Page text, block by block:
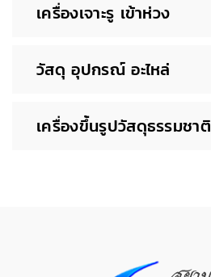
เครื่องเจาะรู เข้าห่วง
วัสดุ อุปกรณ์ อะไหล่
เครื่องขึ้นรูปวัสดุธรรมชาติ